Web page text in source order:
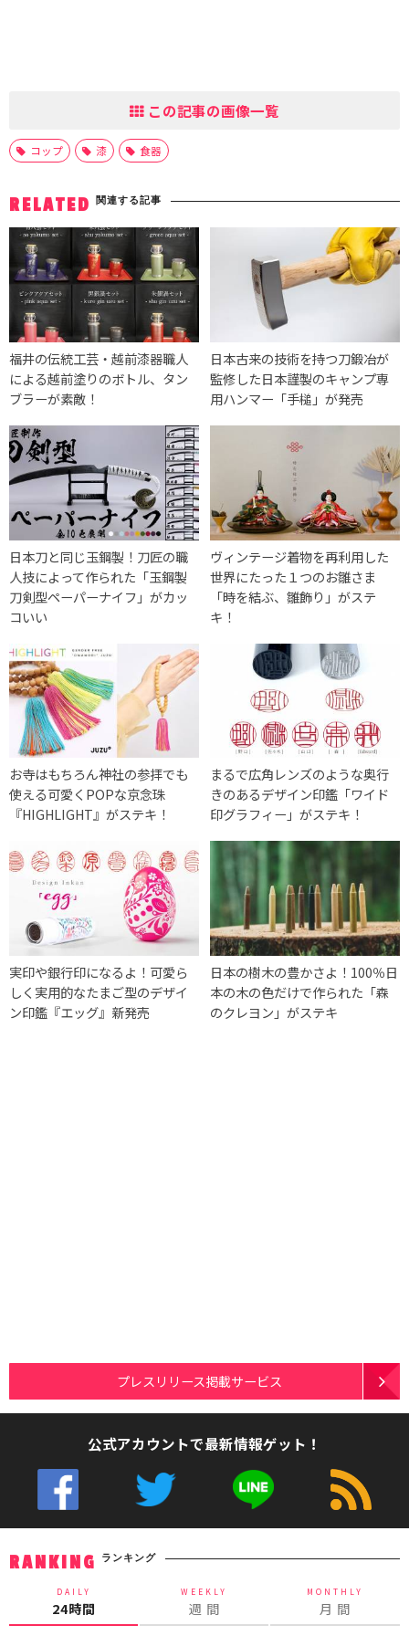
この記事の画像一覧
コップ 漆 食器
RELATED 関連する記事
福井の伝統工芸・越前漆器職人
による越前塗りのボトル、タン
ブラーが素敵！
日本古来の技術を持つ刀鍛冶が
監修した日本謹製のキャンプ専
用ハンマー「手槌」が発売
日本刀と同じ玉鋼製！刀匠の職
人技によって作られた「玉鋼製
刀剣型ペーパーナイフ」がカッ
コいい
ヴィンテージ着物を再利用した
世界にたった１つのお雛さま
「時を結ぶ、雛飾り」がステ
キ！
お寺はもちろん神社の参拝でも
使える可愛くPOPな京念珠
『HIGHLIGHT』がステキ！
まるで広角レンズのような奥行
きのあるデザイン印鑑「ワイド
印グラフィー」がステキ！
実印や銀行印になるよ！可愛ら
しく実用的なたまご型のデザイ
ン印鑑『エッグ』新発売
日本の樹木の豊かさよ！100％日
本の木の色だけで作られた「森
のクレヨン」がステキ
プレスリリース掲載サービス
公式アカウントで最新情報ゲット！
RANKING ランキング
DAILY
24時間
WEEKLY
週 間
MONTHLY
月 間